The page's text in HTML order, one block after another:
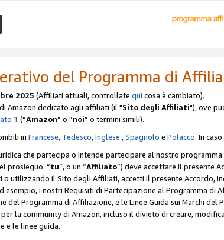
del Programma di
2025 (Affiliati attuali, controllate qui cosa è cambiato).
Amazon dedicato agli affiliati (il "Sito degli Affiliati"), ove
1 (“Amazon” o “noi” o termini simili).
in Francese, Tedesco,Inglese ,Spagnolo e Polacco. In
che partecipa o intende partecipare al nostro
prosieguo “tu”, o un “Affiliato”) deve accettare il presente
o utilizzando il Sito degli Affiliati, accetti il presente Accordo,
esempio, i nostri Requisiti di Partecipazione al Programma
del Programma di Affiliazione, e le Linee Guida sui Marchi
la community di Amazon, incluso il divieto di creare,
e le linee guida.